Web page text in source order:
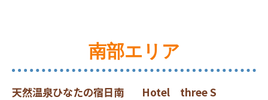
南部エリア
天然温泉ひなたの宿日南
Hotel three S